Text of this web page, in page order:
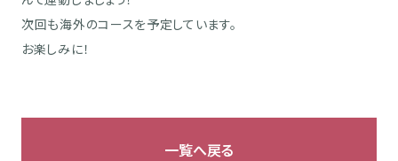
次回も海外のコースを予定しています。
お楽しみに！
一覧へ戻る